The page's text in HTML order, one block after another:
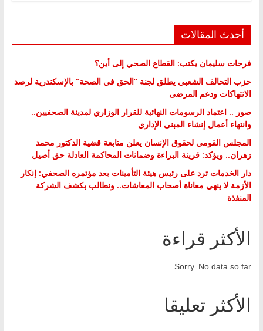
أحدث المقالات
فرحات سليمان يكتب: القطاع الصحي إلى أين؟
حزب التحالف الشعبي يطلق لجنة “الحق في الصحة” بالإسكندرية لرصد
الانتهاكات ودعم المرضى
صور .. اعتماد الرسومات النهائية للقرار الوزاري لمدينة الصحفيين..
وانتهاء أعمال إنشاء المبنى الإداري
المجلس القومي لحقوق الإنسان يعلن متابعة قضية الدكتور محمد
زهران.. ويؤكد: قرينة البراءة وضمانات المحاكمة العادلة حق أصيل
دار الخدمات ترد على رئيس هيئة التأمينات بعد مؤتمره الصحفي: إنكار
الأزمة لا ينهي معاناة أصحاب المعاشات.. ونطالب بكشف الشركة
المنفذة
الأكثر قراءة
Sorry. No data so far.
الأكثر تعليقا